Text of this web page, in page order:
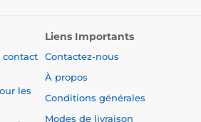
contact
les
Liens Importants
Contactez-nous
À propos
Conditions générales
Modes de livraison